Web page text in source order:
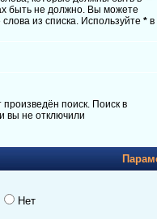
быть не должно. Вы можете
из списка. Используйте * в
поиск. Поиск в
вы не отключили
Нет